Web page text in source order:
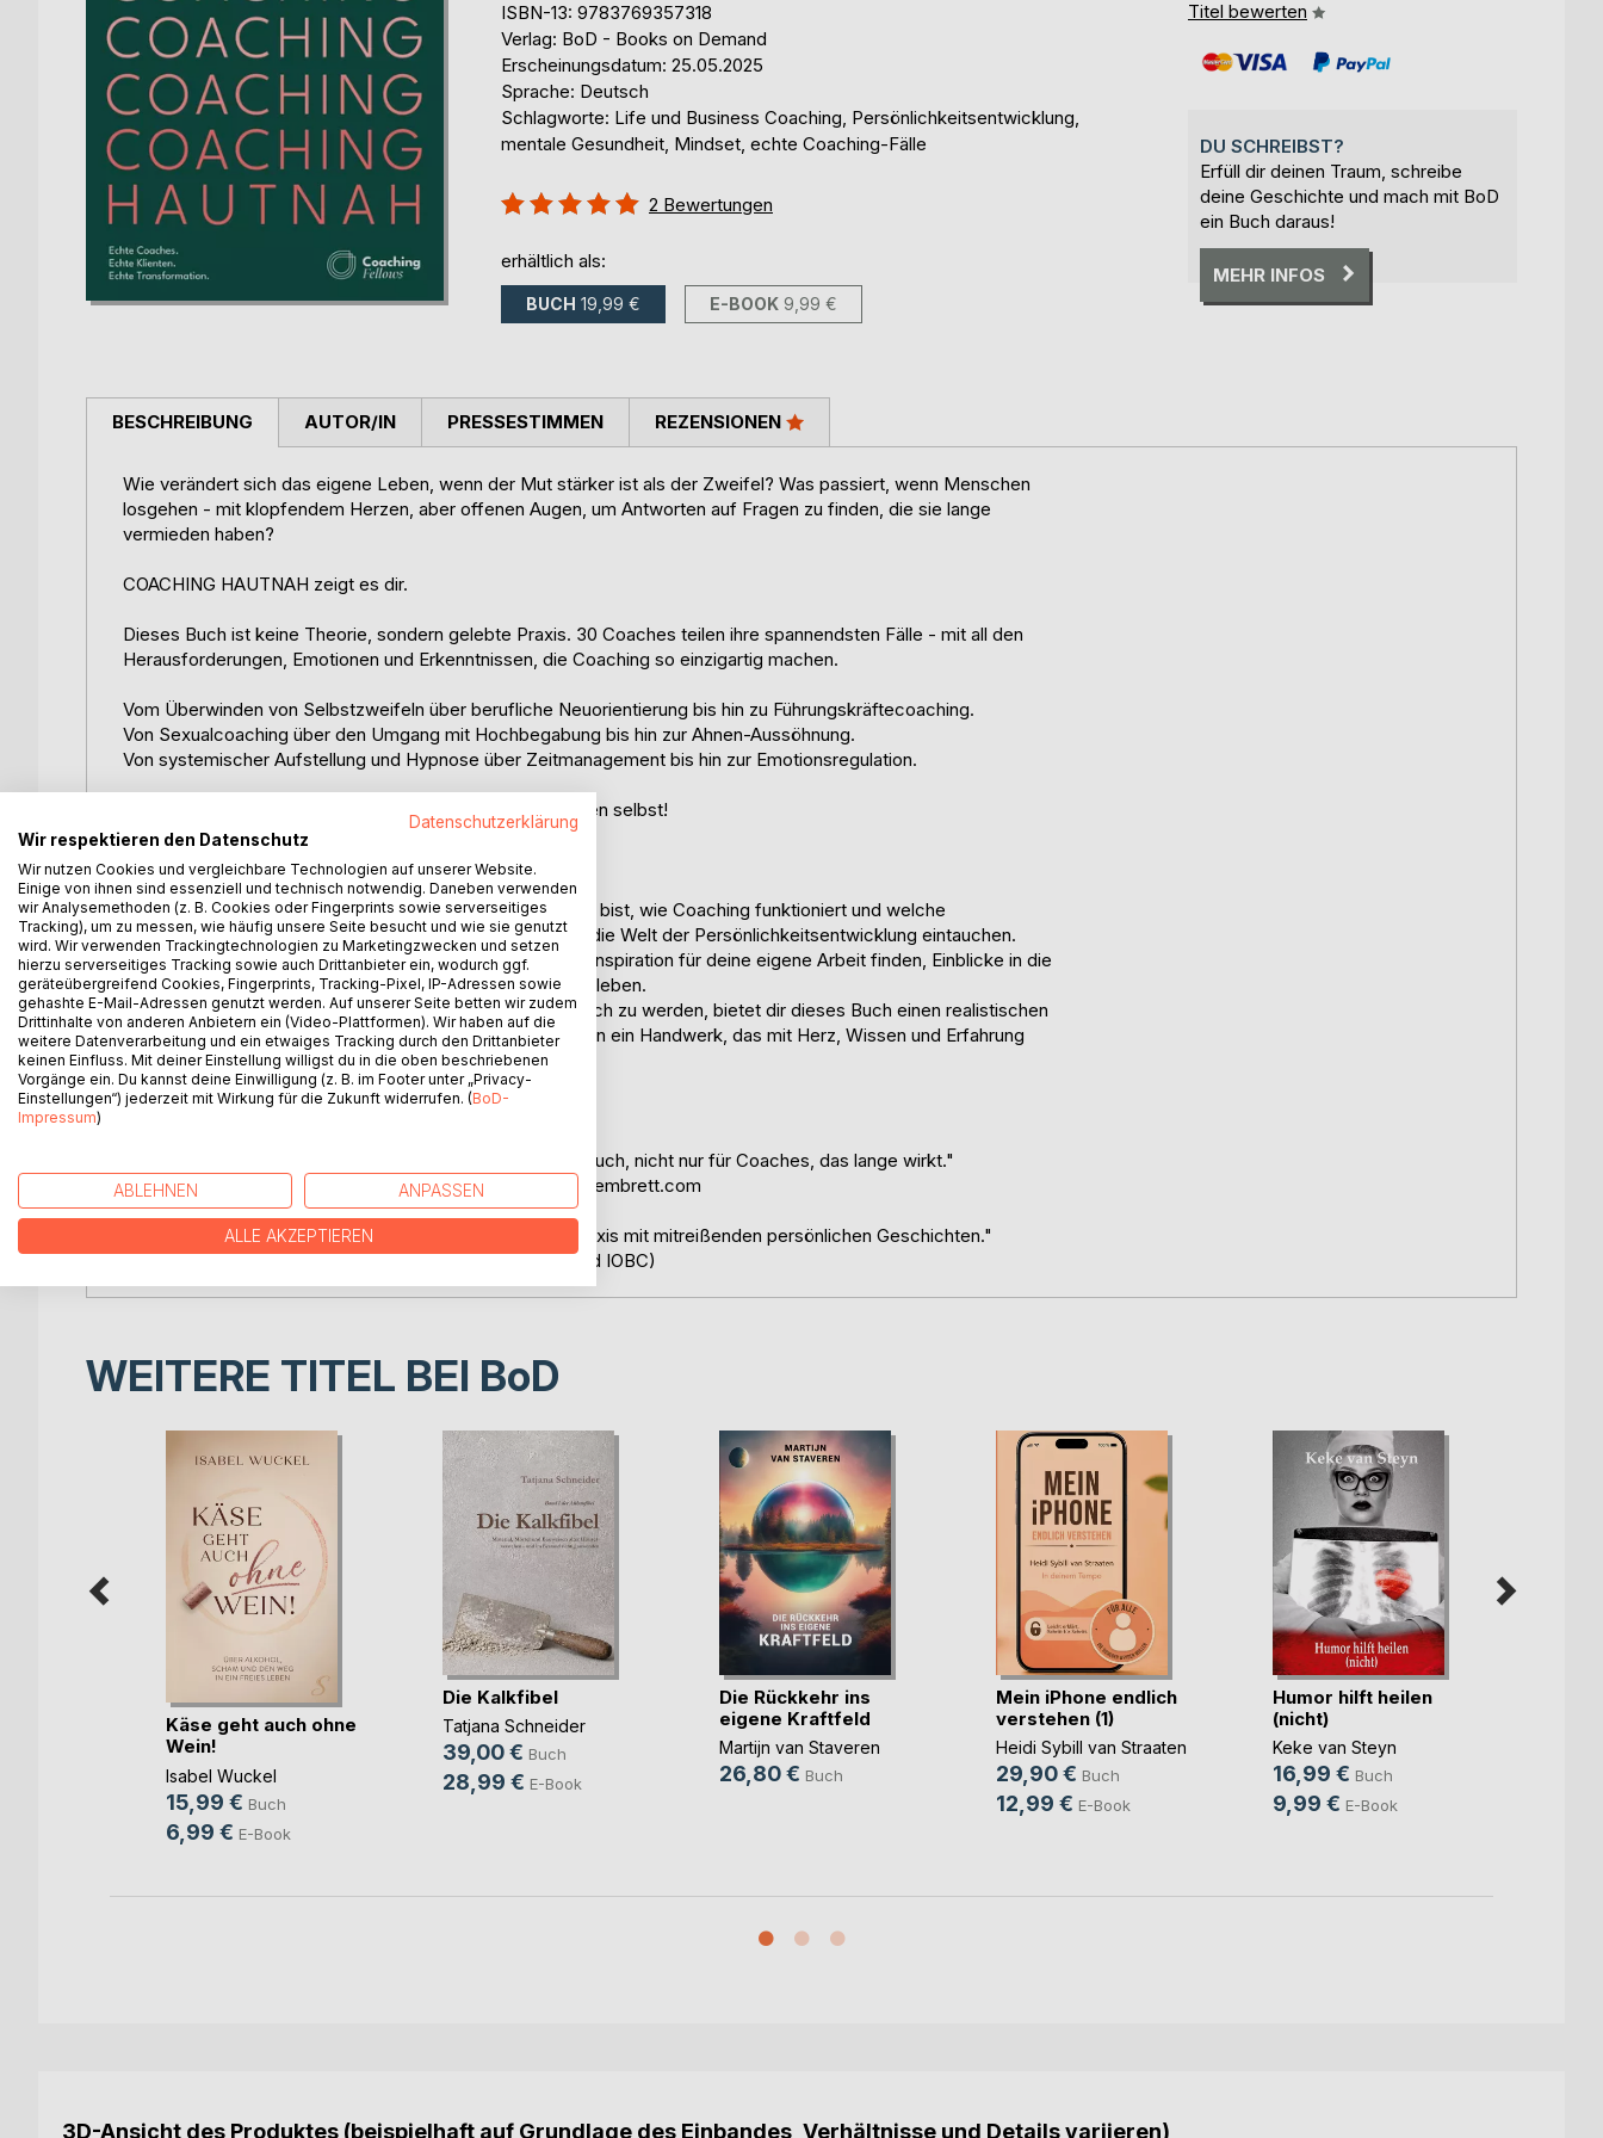
ISBN-13: 9783769357318
Verlag: BoD - Books on Demand
Erscheinungsdatum: 25.05.2025
Sprache: Deutsch
Schlagworte: Life und Business Coaching, Persönlichkeitsentwicklung,
mentale Gesundheit, Mindset, echte Coaching-Fälle
Bewertung::
2 Bewertungen
erhältlich als:
BUCH 19,99 € E-BOOK 9,99 €
Titel bewerten
DU SCHREIBST?
Erfüll dir deinen Traum, schreibe
deine Geschichte und mach mit BoD
ein Buch daraus!
MEHR INFOS
BESCHREIBUNG
Wie verändert sich das eigene Leben, wenn der Mut stärker ist als der Zweifel? Was passiert, wenn Menschen
losgehen - mit klopfendem Herzen, aber offenen Augen, um Antworten auf Fragen zu finden, die sie lange
vermieden haben?
COACHING HAUTNAH zeigt es dir.
Dieses Buch ist keine Theorie, sondern gelebte Praxis. 30 Coaches teilen ihre spannendsten Fälle - mit all den
Herausforderungen, Emotionen und Erkenntnissen, die Coaching so einzigartig machen.
Vom Überwinden von Selbstzweifeln über berufliche Neuorientierung bis hin zu Führungskräftecoaching.
Von Sexualcoaching über den Umgang mit Hochbegabung bis hin zur Ahnen-Aussöhnung.
Von systemischer Aufstellung und Hypnose über Zeitmanagement bis hin zur Emotionsregulation.
Die Themen und Methoden sind so vielfältig wie das Leben selbst!
Für wen ist das Buch?
1) Für alle, die mehr vom Leben wollen: Wenn du neugierig bist, wie Coaching funktioniert und welche
Transformationen es bewirken kann, dann wirst du hier in die Welt der Persönlichkeitsentwicklung eintauchen.
2) Für Coaches: Wenn du selbst Coach bist, wirst du hier Inspiration für deine eigene Arbeit finden, Einblicke in die
Methoden anderer bekommen und viele Aha-Momente erleben.
3) Für Coaches to-be: Wenn du darüber nachdenkst, Coach zu werden, bietet dir dieses Buch einen realistischen
Blick hinter die Kulissen. Coaching ist keine Magie, sondern ein Handwerk, das mit Herz, Wissen und Erfahrung
wächst.
Das sagen Expert:innen über Coaching hautnah:
"Dieses Werk ist ebenso lehrreich wie unterhaltsam. Ein Buch, nicht nur für Coaches, das lange wirkt."
Georg Breiner, Executive Coach und CEO von online-Systembrett.com
"Eine spannende und vielfältige Reise in die Coaching-Praxis mit mitreißenden persönlichen Geschichten."
Carolin Pfau, zertifizierte Senior- und Lehrcoach (DCV und IOBC)
AUTOR/IN PRESSESTIMMEN REZENSIONEN
WEITERE TITEL BEI BoD
Käse geht auch ohne
Wein!
Isabel Wuckel
15,99 € Buch
6,99 € E-Book
Die Kalkfibel
Tatjana Schneider
39,00 € Buch
28,99 € E-Book
Die Rückkehr ins
eigene Kraftfeld
Martijn van Staveren
26,80 € Buch
Mein iPhone endlich
verstehen (1)
Heidi Sybill van Straaten
29,90 € Buch
12,99 € E-Book
Humor hilft heilen
(nicht)
Keke van Steyn
16,99 € Buch
9,99 € E-Book
3D-Ansicht des Produktes (beispielhaft auf Grundlage des Einbandes, Verhältnisse und Details variieren)
Datenschutzerklärung
Wir respektieren den Datenschutz
Wir nutzen Cookies und vergleichbare Technologien auf unserer Website.
Einige von ihnen sind essenziell und technisch notwendig. Daneben verwenden
wir Analysemethoden (z. B. Cookies oder Fingerprints sowie serverseitiges
Tracking), um zu messen, wie häufig unsere Seite besucht und wie sie genutzt
wird. Wir verwenden Trackingtechnologien zu Marketingzwecken und setzen
hierzu serverseitiges Tracking sowie auch Drittanbieter ein, wodurch ggf.
geräteübergreifend Cookies, Fingerprints, Tracking-Pixel, IP-Adressen sowie
gehashte E-Mail-Adressen genutzt werden. Auf unserer Seite betten wir zudem
Drittinhalte von anderen Anbietern ein (Video-Plattformen). Wir haben auf die
weitere Datenverarbeitung und ein etwaiges Tracking durch den Drittanbieter
keinen Einfluss. Mit deiner Einstellung willigst du in die oben beschriebenen
Vorgänge ein. Du kannst deine Einwilligung (z. B. im Footer unter „Privacy-
Einstellungen“) jederzeit mit Wirkung für die Zukunft widerrufen. (BoD-
Impressum)
ABLEHNEN ANPASSEN
ALLE AKZEPTIEREN